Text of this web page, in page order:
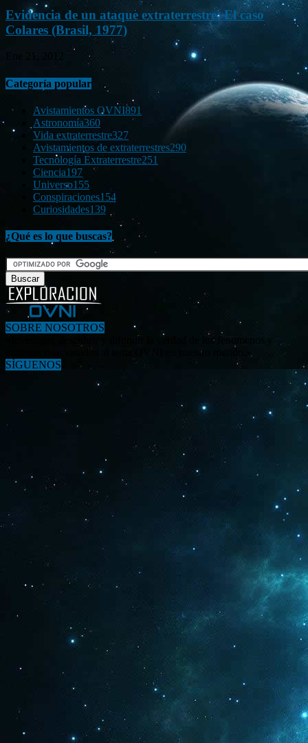
Evidencia de un ataque extraterrestre: El caso
Colares (Brasil, 1977)
Categoría popular
Avistamientos OVNI891
Astronomía360
Vida extraterrestre327
Avistamientos de extraterrestres290
Tecnología Extraterrestre251
Ciencia197
Universo155
Conspiraciones154
Curiosidades139
¿Qué es lo que buscas?
SOBRE NOSOTROS
«Investigar, descubrir y difundir la verdad de los fenómenos y
enigmas relacionados al tema OVNI en nuestro mundo.»
SÍGUENOS